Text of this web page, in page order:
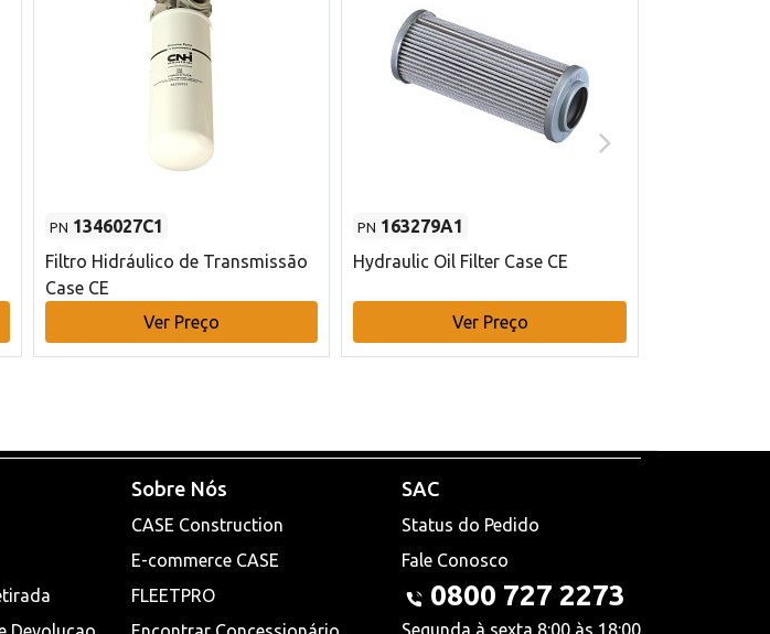
PN 1346027C1
Filtro Hidráulico de Transmissão
Case CE
Ver Preço
PN 163279A1
Hydraulic Oil Filter Case CE
Ver Preço
Sobre Nós
CASE Construction
E-commerce CASE
FLEETPRO
SAC
Status do Pedido
Fale Conosco
0800 727 2273
Segunda à sexta 8:00 às 18:00